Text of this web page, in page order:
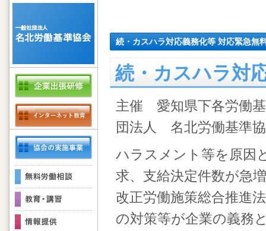
続・カスハラ対応義務化等 対応緊急無
続・カスハラ対
主催 愛知県下各労
団法人 名北労働基準
ハラスメント等を原因
求、支給決定件数が急
改正労働施策総合推進
の対策等が企業の義務